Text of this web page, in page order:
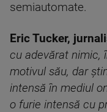
semiautomate.
Eric Tucker,
cu adevărat nimic,
motivul său, dar
intensă în mediul
o furie intensă cu